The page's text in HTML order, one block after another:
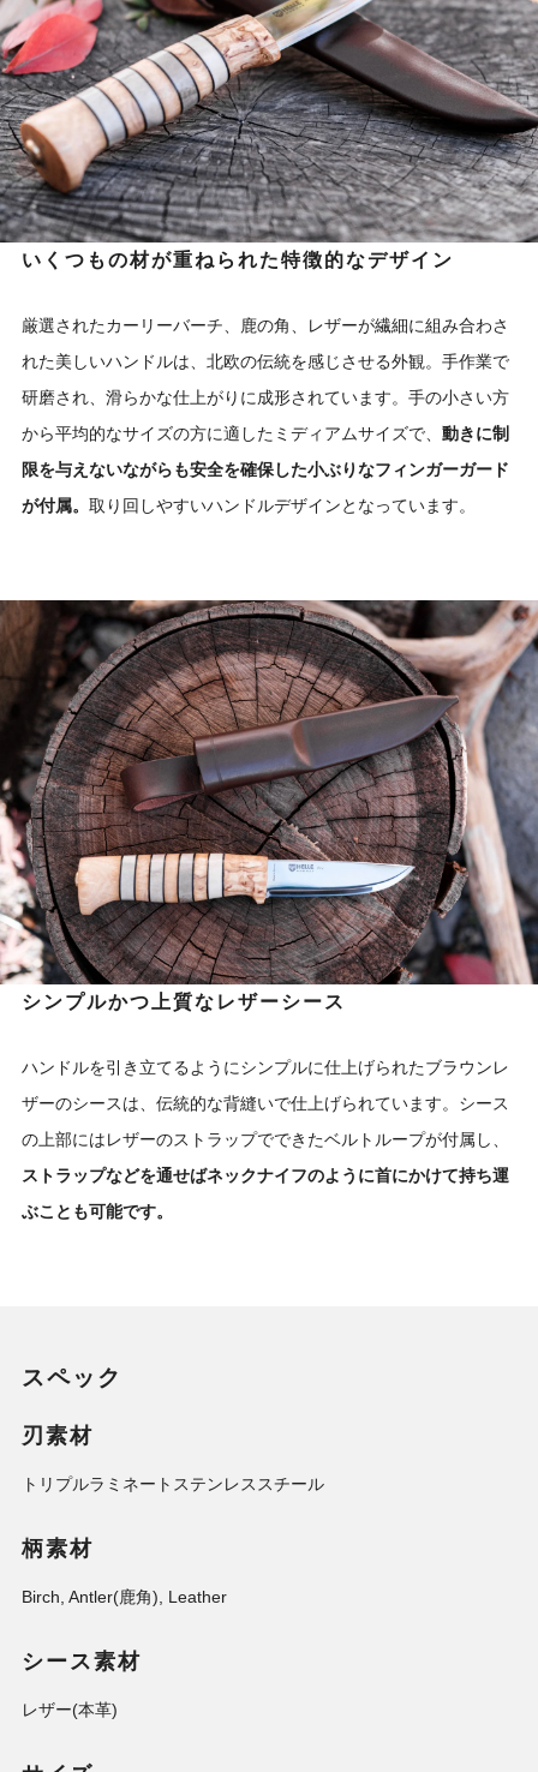
いくつもの材が重ねられた特徴的なデザイン
厳選されたカーリーバーチ、鹿の角、レザーが繊細に組み合わさ
れた美しいハンドルは、北欧の伝統を感じさせる外観。手作業で
研磨され、滑らかな仕上がりに成形されています。手の小さい方
から平均的なサイズの方に適したミディアムサイズで、 動きに制
限を与えないながらも安全を確保した小ぶりなフィンガーガード
が付属。 取り回しやすいハンドルデザインとなっています。
シンプルかつ上質なレザーシース
ハンドルを引き立てるようにシンプルに仕上げられたブラウンレ
ザーのシースは、伝統的な背縫いで仕上げられています。シース
の上部にはレザーのストラップでできたベルトループが付属し、
ストラップなどを通せばネックナイフのように首にかけて持ち運
ぶことも可能です。
スペック
刃素材
トリプルラミネートステンレススチール
柄素材
Birch, Antler(鹿角), Leather
シース素材
レザー(本革)